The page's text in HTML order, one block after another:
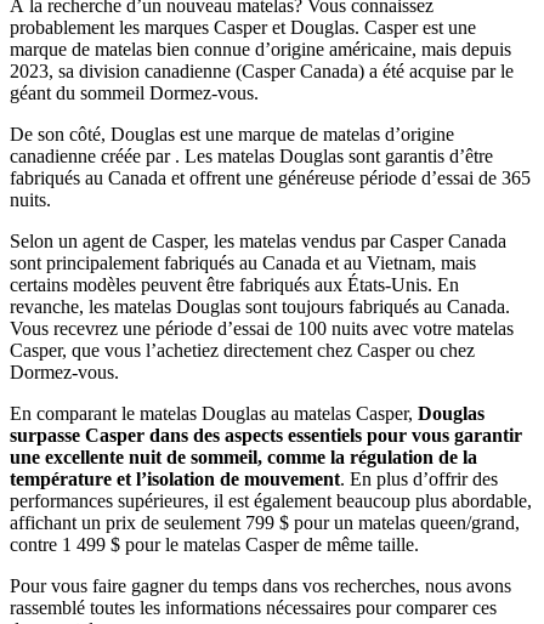
l’effet du poids. Un matelas dont le soutien des rebords est moyen
ou bon obtiendra une note de 5/10 ou plus.
À la recherche d’un nouveau matelas? Vous connaissez
probablement les marques Casper et Douglas. Casper est une
marque de matelas bien connue d’origine américaine, mais depuis
2023, sa division canadienne (Casper Canada) a été acquise par le
géant du sommeil Dormez-vous.
De son côté, Douglas est une marque de matelas d’origine
canadienne créée par . Les matelas Douglas sont garantis d’être
fabriqués au Canada et offrent une généreuse période d’essai de 365
nuits.
Selon un agent de Casper, les matelas vendus par Casper Canada
sont principalement fabriqués au Canada et au Vietnam, mais
certains modèles peuvent être fabriqués aux États-Unis. En
revanche, les matelas Douglas sont toujours fabriqués au Canada.
Vous recevrez une période d’essai de 100 nuits avec votre matelas
Casper, que vous l’achetiez directement chez Casper ou chez
Dormez-vous.
En comparant le matelas Douglas au matelas Casper, Douglas
surpasse Casper dans des aspects essentiels pour vous garantir
une excellente nuit de sommeil, comme la régulation de la
température et l’isolation de mouvement. En plus d’offrir des
performances supérieures, il est également beaucoup plus abordable,
affichant un prix de seulement 799 $ pour un matelas queen/grand,
contre 1 499 $ pour le matelas Casper de même taille.
Pour vous faire gagner du temps dans vos recherches, nous avons
rassemblé toutes les informations nécessaires pour comparer ces